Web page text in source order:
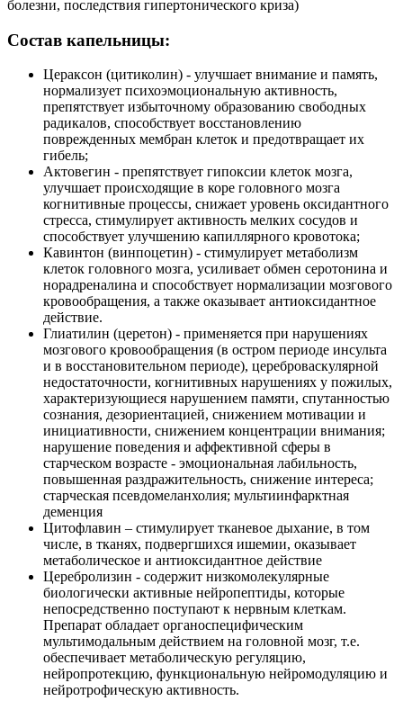
болезни, последствия гипертонического криза)
Состав капельницы:
Цераксон (цитиколин) - улучшает внимание и память,
нормализует психоэмоциональную активность,
препятствует избыточному образованию свободных
радикалов, способствует восстановлению
поврежденных мембран клеток и предотвращает их
гибель;
Актовегин - препятствует гипоксии клеток мозга,
улучшает происходящие в коре головного мозга
когнитивные процессы, снижает уровень оксидантного
стресса, стимулирует активность мелких сосудов и
способствует улучшению капиллярного кровотока;
Кавинтон (винпоцетин) - стимулирует метаболизм
клеток головного мозга, усиливает обмен серотонина и
норадреналина и способствует нормализации мозгового
кровообращения, а также оказывает антиоксидантное
действие.
Глиатилин (церетон) - применяется при нарушениях
мозгового кровообращения (в остром периоде инсульта
и в восстановительном периоде), цереброваскулярной
недостаточности, когнитивных нарушениях у пожилых,
характеризующиеся нарушением памяти, спутанностью
сознания, дезориентацией, снижением мотивации и
инициативности, снижением концентрации внимания;
нарушение поведения и аффективной сферы в
старческом возрасте - эмоциональная лабильность,
повышенная раздражительность, снижение интереса;
старческая псевдомеланхолия; мультиинфарктная
деменция
Цитофлавин – стимулирует тканевое дыхание, в том
числе, в тканях, подвергшихся ишемии, оказывает
метаболическое и антиоксидантное действие
Церебролизин - содержит низкомолекулярные
биологически активные нейропептиды, которые
непосредственно поступают к нервным клеткам.
Препарат обладает органоспецифическим
мультимодальным действием на головной мозг, т.е.
обеспечивает метаболическую регуляцию,
нейропротекцию, функциональную нейромодуляцию и
нейротрофическую активность.